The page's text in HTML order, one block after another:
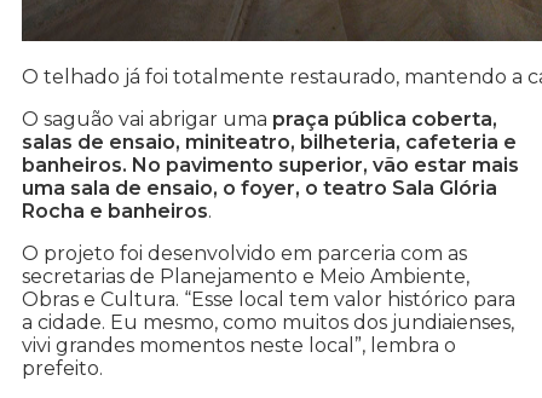
O telhado já foi totalmente restaurado, mantendo a
O saguão vai abrigar uma praça pública coberta,
salas de ensaio, miniteatro, bilheteria, cafeteria e
banheiros. No pavimento superior, vão estar mais
uma sala de ensaio, o foyer, o teatro Sala Glória
Rocha e banheiros.
O projeto foi desenvolvido em parceria com as
secretarias de Planejamento e Meio Ambiente,
Obras e Cultura. “Esse local tem valor histórico para
a cidade. Eu mesmo, como muitos dos jundiaienses,
vivi grandes momentos neste local”, lembra o
prefeito.